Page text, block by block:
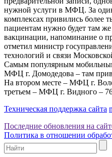
нужной услуги в МФЦ. За
комплексах привились более
пациентам нужно будет там
вакцинации, напоминание о
отметил министр
технологий и связи
Самым популярным
МФЦ г. Домодедова – там
На втором месте – МФЦ г.
третьем – МФЦ г. Видного –
Техническая поддержка сайта
Последние обновления на
Политика в отношении